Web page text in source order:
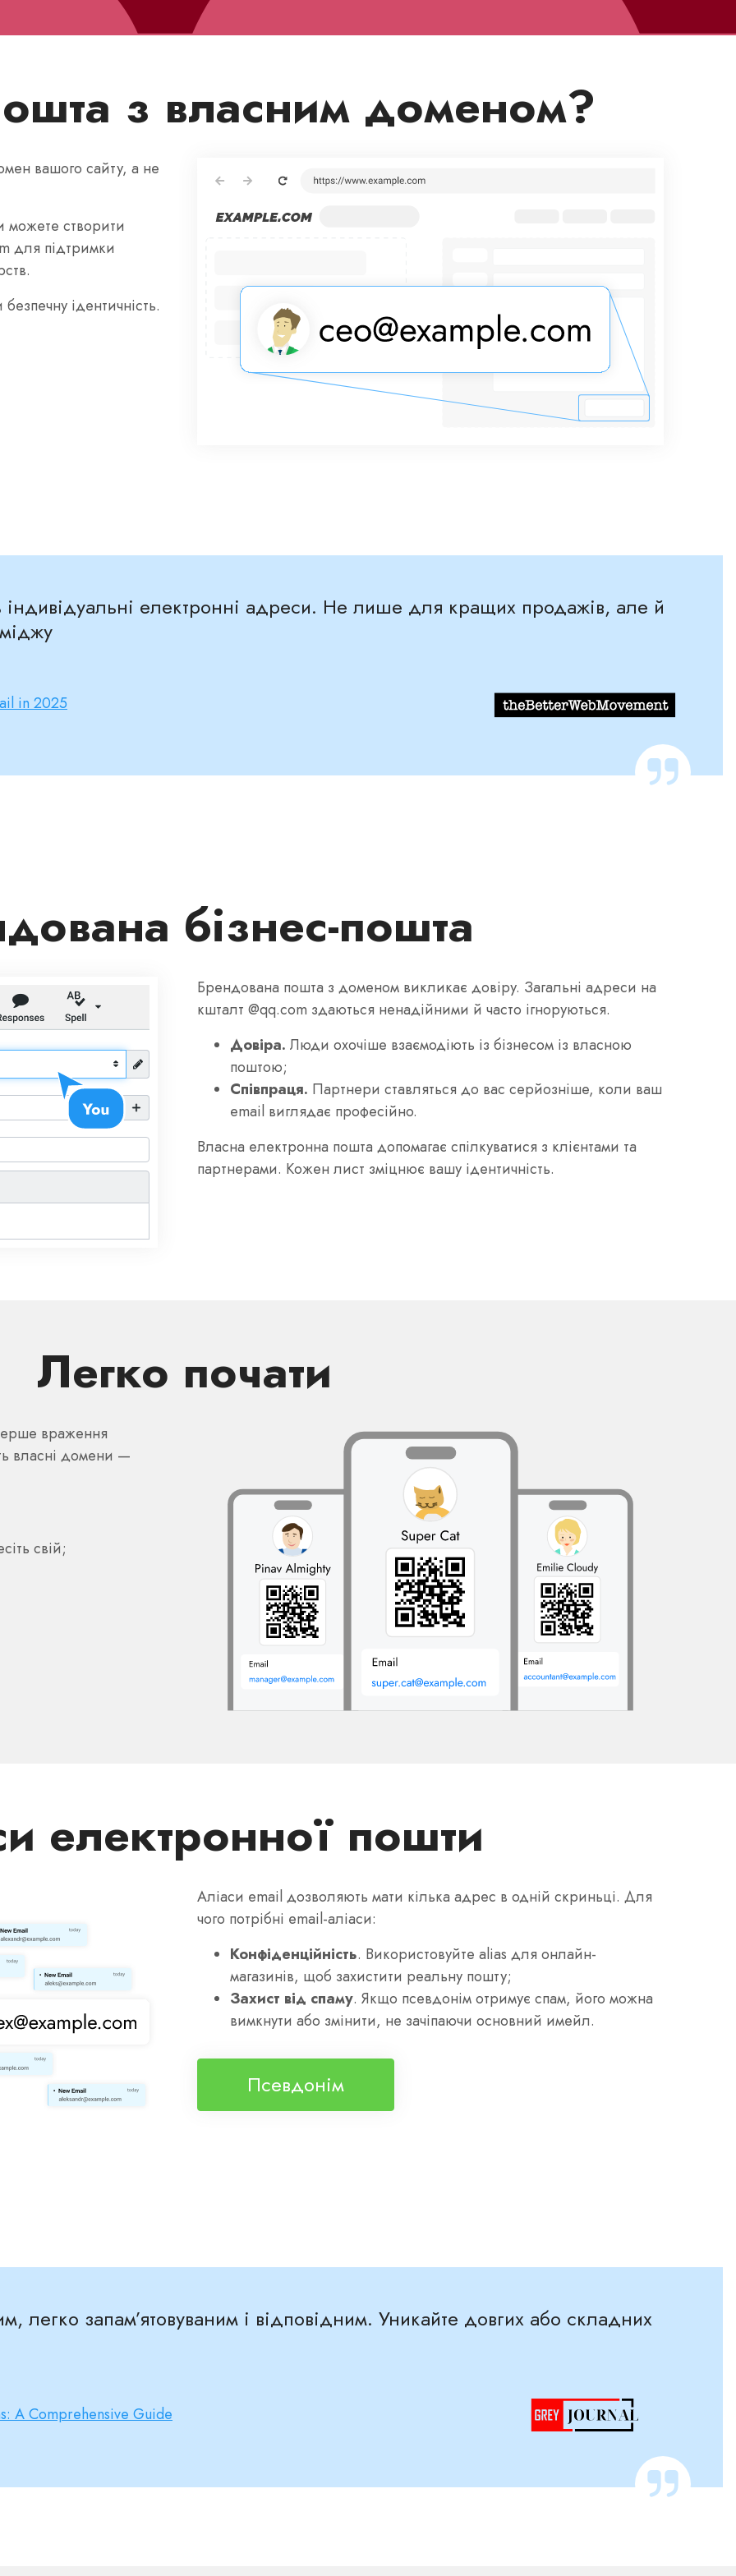
з власним доменом?
вашого сайту, а не
створити
для підтримки
ідентичність.
індивідуальні електронні адреси. Не лише для кращих продажів, але й
in 2025
бізнес‑пошта
Брендована пошта з доменом викликає довіру. Загальні адреси на
кшталт @qq.com здаються ненадійними й часто ігноруються.
Довіра. Люди охочіше взаємодіють із бізнесом із власною
поштою;
Співпраця. Партнери ставляться до вас серйозніше, коли ваш
email виглядає професійно.
Власна електронна пошта допомагає спілкуватися з клієнтами та
партнерами. Кожен лист зміцнює вашу ідентичність.
Легко почати
враження
власні домени —
свій;
електронної пошти
Аліаси email дозволяють мати кілька адрес в одній скриньці. Для
чого потрібні email-аліаси:
Конфіденційність. Використовуйте alias для онлайн-
магазинів, щоб захистити реальну пошту;
Захист від спаму. Якщо псевдонім отримує спам, його можна
вимкнути або змінити, не зачіпаючи основний имейл.
Псевдонім
легко запам’ятовуваним і відповідним. Уникайте довгих або складних
A Comprehensive Guide